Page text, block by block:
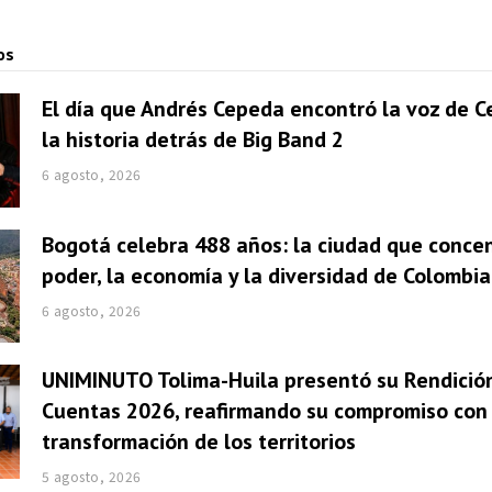
El día que Andrés Cepeda encontró la voz de
la historia detrás de Big Band 2
6 agosto, 2026
Bogotá celebra 488 años: la ciudad que
poder, la economía y la diversidad de Colombia
6 agosto, 2026
UNIMINUTO Tolima-Huila presentó su
Cuentas 2026, reafirmando su compromiso
transformación de los territorios
5 agosto, 2026